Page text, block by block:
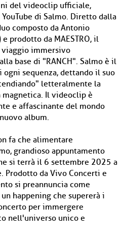
del videoclip ufficiale,
YouTube di Salmo. Diretto dalla
composto da Antonio
prodotto da MAESTRO, il
immersivo
base di "RANCH". Salmo è il
sequenza, dettando il suo
letteralmente la
magnetica. Il videoclip è
e affascinante del mondo
album.
fa che alimentare
grandioso appuntamento
si terrà il 6 settembre 2025 a
Prodotto da Vivo Concerti e
si preannuncia come
happening che supererà i
per immergere
nell'universo unico e